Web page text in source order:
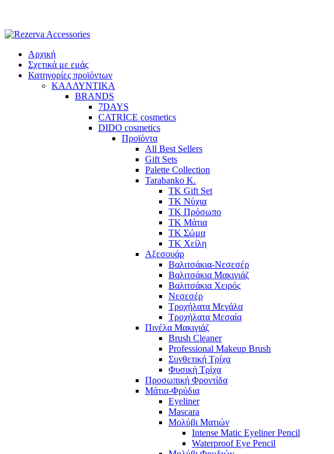
content
Αρχική
Σχετικά με εμάς
Κατηγορίες προϊόντων
ΚΑΛΛΥΝΤΙΚΑ
BRANDS
7DAYS
CATRICE cosmetics
DIDO cosmetics
Προϊόντα
All Best Sellers
Gift Sets
Palette Collection
Tarabanko K.
TK Gift Set
TK Νύχια
TK Πρόσωπο
ΤΚ Μάτια
ΤΚ Σώμα
ΤΚ Χείλη
Αξεσουάρ
Βαλιτσάκια-Νεσεσέρ
Βαλιτσάκια Μακιγιάζ
Βαλιτσάκια Χειρός
Νεσεσέρ
Τροχήλατα Μεγάλα
Τροχήλατα Μεσαία
Πινέλα Μακιγιάζ
Brush Cleaner
Professional Makeup Brush
Συνθετική Τρίχα
Φυσική Τρίχα
Προσωπική Φροντίδα
Μάτια-Φρύδια
Eyeliner
Mascara
Μολύβι Ματιών
Intense Matic Eyeliner Pencil
Waterproof Eye Pencil